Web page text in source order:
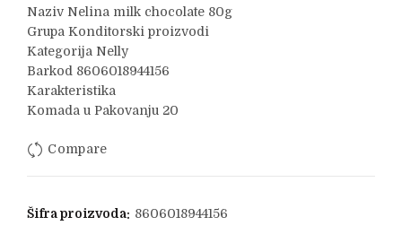
Naziv Nelina milk chocolate 80g
Grupa Konditorski proizvodi
Kategorija Nelly
Barkod 8606018944156
Karakteristika
Komada u Pakovanju 20
Compare
Šifra proizvoda: 8606018944156